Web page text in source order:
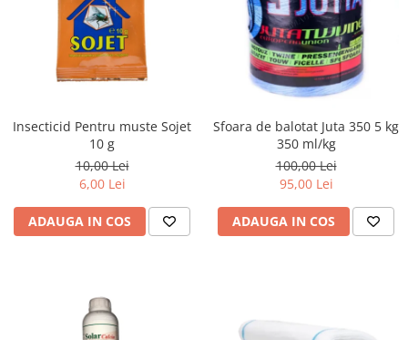
Insecticid Pentru muste Sojet
10 g
10,00 Lei
6,00 Lei
ADAUGA IN COS
Sfoara de balotat Juta 350 5 kg
350 ml/kg
100,00 Lei
95,00 Lei
ADAUGA IN COS